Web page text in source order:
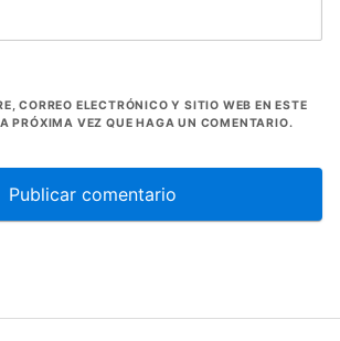
CORREO ELECTRÓNICO Y SITIO WEB EN ESTE
PRÓXIMA VEZ QUE HAGA UN COMENTARIO.